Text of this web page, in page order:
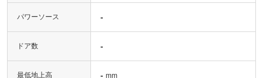
パワーソース -
ドア数 -
最低地上高 - mm